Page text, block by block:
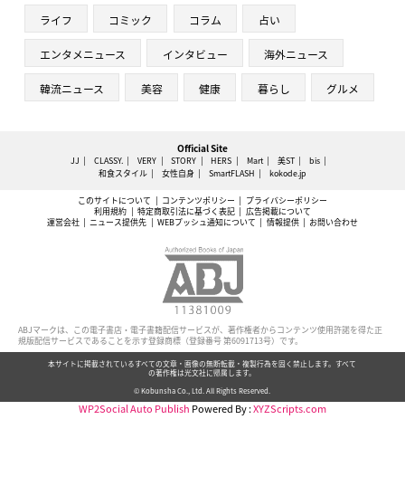
ライフ コミック コラム 占い
エンタメニュース インタビュー 海外ニュース
韓流ニュース 美容 健康 暮らし グルメ
Official Site
JJ CLASSY. VERY STORY HERS Mart 美ST
bis
和食スタイル
女性自身 SmartFLASH kokode.jp
このサイトについて コンテンツポリシー
プライバシーポリシー
利用規約
特定商取引法に基づく表記
広告掲載について
運営会社
ニュース提供先 WEBプッシュ通知について 情報提供 お問い合わせ
ABJマークは、この電子書店・電子書籍配信サービスが、著作権者からコンテンツ使用許諾を得た正
規版配信サービスであることを示す登録商標（登録番号 第6091713号）です。
本サイトに掲載されているすべての文章・画像の無断転載・複製行為を固く禁止します。すべて
の著作権は光文社に帰属します。
© Kobunsha Co., Ltd. All Rights Reserved.
WP2Social Auto Publish Powered By :XYZScripts.com